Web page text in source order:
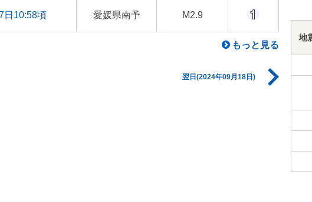
日10:58頃 愛媛県南予 M2.9
もっと見る
翌日(2024年09月18日)
地